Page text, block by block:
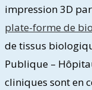
impression 3D
plate-forme de
de tissus
Publique –
cliniques sont en